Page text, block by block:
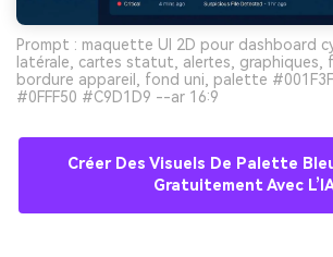
Prompt : maquette UI 2D pour dashboard
latérale, cartes statut, alertes, graphiques,
bordure appareil, fond uni, palette #001F3F
#0FFF50 #C9D1D9 --ar 16:9
Créer Des Visuels De Palette
Gratuitement Avec